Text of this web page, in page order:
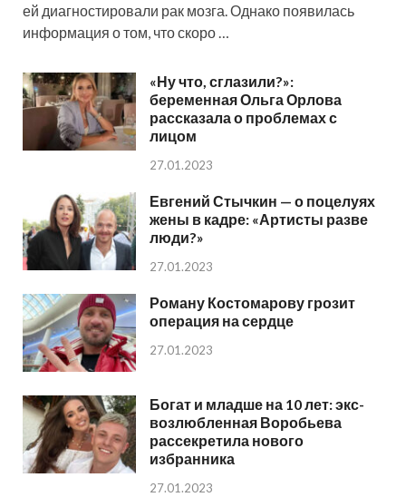
ей диагностировали рак мозга. Однако появилась
информация о том, что скоро …
«Ну что, сглазили?»:
беременная Ольга Орлова
рассказала о проблемах с
лицом
27.01.2023
Евгений Стычкин — о поцелуях
жены в кадре: «Артисты разве
люди?»
27.01.2023
Роману Костомарову грозит
операция на сердце
27.01.2023
Богат и младше на 10 лет: экс-
возлюбленная Воробьева
рассекретила нового
избранника
27.01.2023